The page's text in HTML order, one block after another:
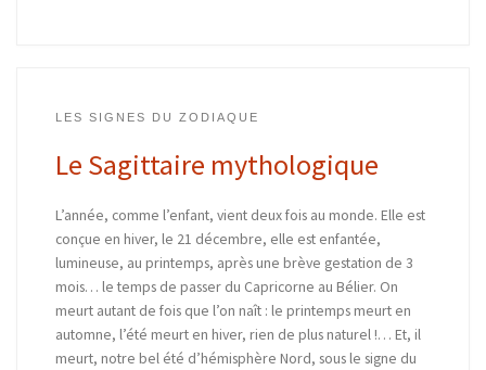
LES SIGNES DU ZODIAQUE
Le Sagittaire mythologique
L’année, comme l’enfant, vient deux fois au monde. Elle est
conçue en hiver, le 21 décembre, elle est enfantée,
lumineuse, au printemps, après une brève gestation de 3
mois… le temps de passer du Capricorne au Bélier. On
meurt autant de fois que l’on naît : le printemps meurt en
automne, l’été meurt en hiver, rien de plus naturel !… Et, il
meurt, notre bel été d’hémisphère Nord, sous le signe du